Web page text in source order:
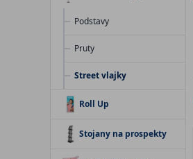
Podstavy
Pruty
Street vlajky
Roll Up
Stojany na prospekty